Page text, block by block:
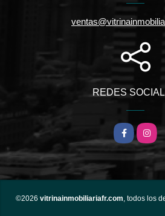
REDES
Facebook
©2026 vitrinainmobiliariafr.com, todos los